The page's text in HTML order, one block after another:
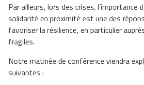
Par ailleurs, lors des crises, l’importance
solidarité en proximité est une des
favoriser la résilience, en particulier
fragiles.
Notre matinée de conférence viendra
suivantes :